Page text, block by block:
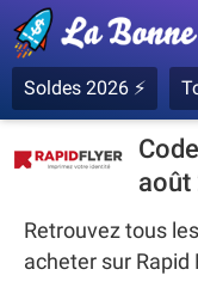
Soldes 2026 ⚡
août
Retrouvez tous
acheter sur Rapid